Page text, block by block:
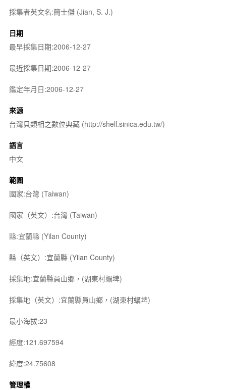
採集者英文名:簡士傑 (Jian, S. J.)
日期
最早採集日期:2006-12-27
最近採集日期:2006-12-27
鑑定年月日:2006-12-27
來源
台灣貝類相之數位典藏 (http://shell.sinica.edu.tw/)
語言
中文
範圍
國家:台灣 (Taiwan)
國家（英文）:台灣 (Taiwan)
縣:宜蘭縣 (Yilan County)
縣（英文）:宜蘭縣 (Yilan County)
採集地:宜蘭縣員山鄉，(湖東村蠣埤)
採集地（英文）:宜蘭縣員山鄉，(湖東村蠣埤)
最小海拔:23
經度:121.697594
緯度:24.75608
管理權